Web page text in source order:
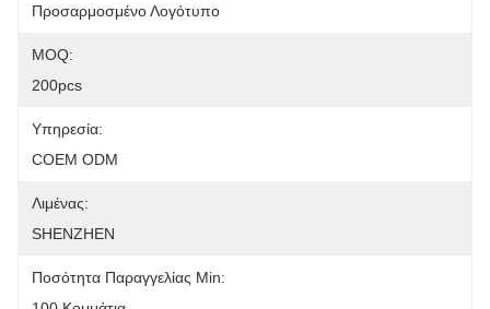
Προσαρμοσμένο Λογότυπο
MOQ:
200pcs
Υπηρεσία:
COEM ODM
Λιμένας:
SHENZHEN
Ποσότητα Παραγγελίας Min: